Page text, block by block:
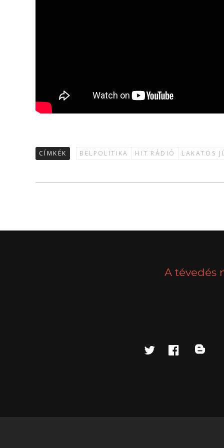
CÍMKÉK BELPOLITIKA HIT RÁDIÓ LAKATOS
A tévedés
twitterfacebook
blog